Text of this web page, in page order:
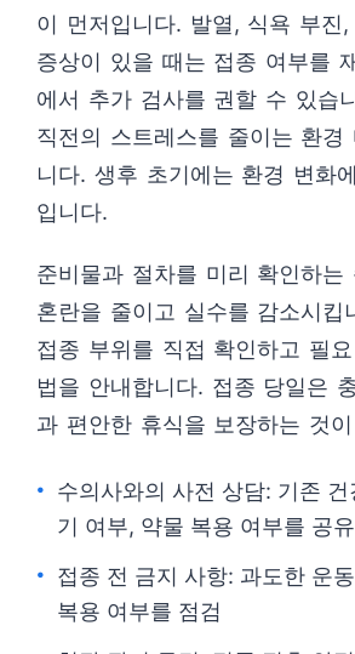
이 먼저입니다. 발열, 식욕 부진
증상이 있을 때는 접종 여부를
에서 추가 검사를 권할 수 있습
직전의 스트레스를 줄이는 환경
니다. 생후 초기에는 환경 변화
입니다.
준비물과 절차를 미리 확인하는
혼란을 줄이고 실수를 감소시킵
접종 부위를 직접 확인하고 필
법을 안내합니다. 접종 당일은
과 편안한 휴식을 보장하는 것
수의사와의 사전 상담: 기존 건
기 여부, 약물 복용 여부를 공유
접종 전 금지 사항: 과도한 운
복용 여부를 점검